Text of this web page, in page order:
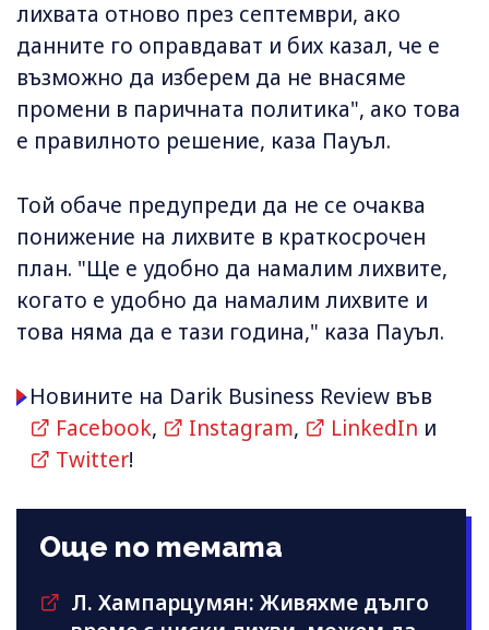
лихвата отново през септември, ако
данните го оправдават и бих казал, че е
възможно да изберем да не внасяме
промени в паричната политика", ако това
е правилното решение, каза Пауъл.
Той обаче предупреди да не се очаква
понижение на лихвите в краткосрочен
план. "Ще е удобно да намалим лихвите,
когато е удобно да намалим лихвите и
това няма да е тази година," каза Пауъл.
Новините на Darik Business Review във
Facebook, Instagram, LinkedIn и
Twitter!
Още по темата
Л. Хампарцумян: Живяхме дълго